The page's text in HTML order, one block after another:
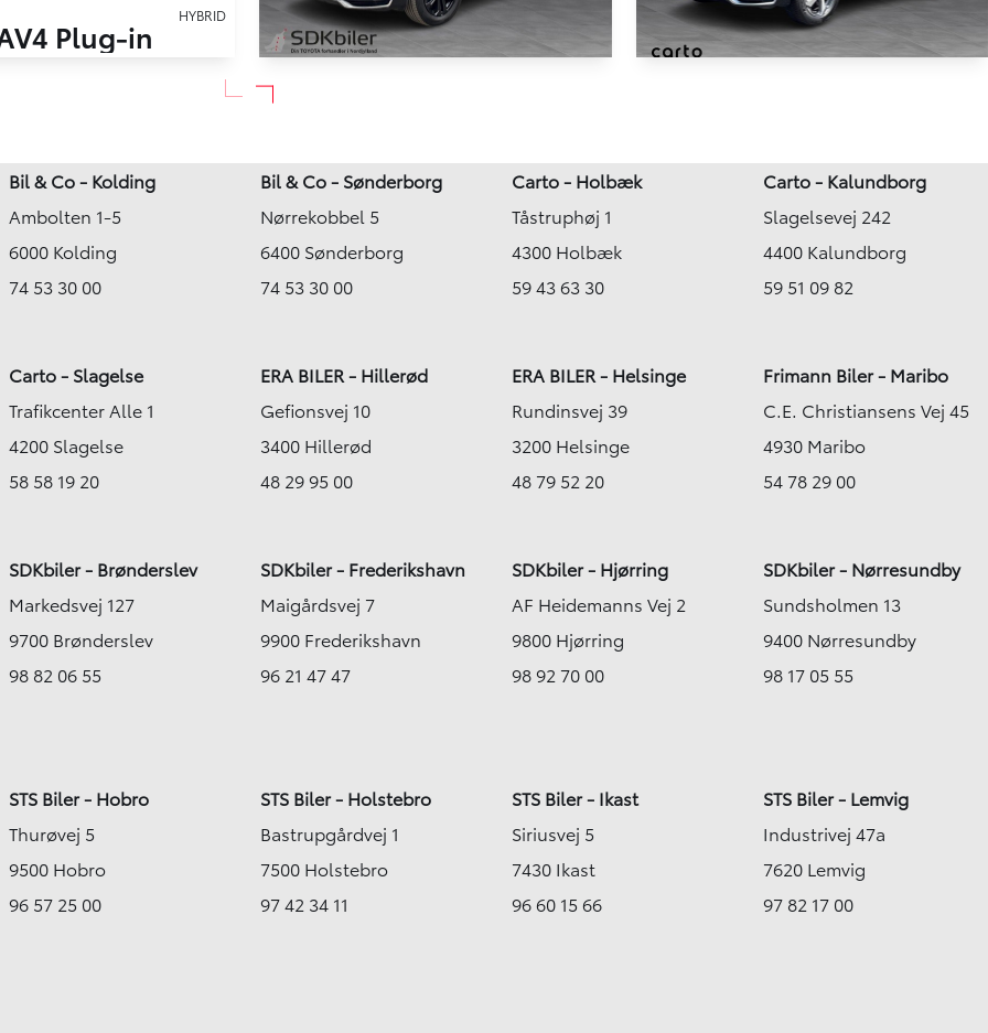
HYBRID
Plug-in
2,5 Plugin-hybrid Active Comfort AWD 306HK 5d 6g Aut. Toyota RAV4 Plug-in
2021
Plug-in hybrid (Benzin / El)
KONTANT 299.900KR.
Plug-in hybrid (Benzin / El)
324.900
Bil & Co - Kolding
Ambolten 1-5
6000 Kolding
74 53 30 00
Bil & Co - Sønderborg
Nørrekobbel 5
6400 Sønderborg
74 53 30 00
Carto - Holbæk
Tåstruphøj 1
4300 Holbæk
59 43 63 30
Carto - Kalundborg
Slagelsevej 242
4400 Kalundborg
59 51 09 82
Carto - Slagelse
Trafikcenter Alle 1
4200 Slagelse
58 58 19 20
ERA BILER - Hillerød
Gefionsvej 10
3400 Hillerød
48 29 95 00
ERA BILER - Helsinge
Rundinsvej 39
3200 Helsinge
48 79 52 20
Frimann Biler - Maribo
C.E. Christiansens Vej 45
4930 Maribo
54 78 29 00
SDKbiler - Brønderslev
Markedsvej 127
9700 Brønderslev
98 82 06 55
SDKbiler - Frederikshavn
Maigårdsvej 7
9900 Frederikshavn
96 21 47 47
SDKbiler - Hjørring
AF Heidemanns Vej 2
9800 Hjørring
98 92 70 00
SDKbiler - Nørresundby
Sundsholmen 13
9400 Nørresundby
98 17 05 55
STS Biler - Hobro
Thurøvej 5
9500 Hobro
96 57 25 00
STS Biler - Holstebro
Bastrupgårdvej 1
7500 Holstebro
97 42 34 11
STS Biler - Ikast
Siriusvej 5
7430 Ikast
96 60 15 66
STS Biler - Lemvig
Industrivej 47a
7620 Lemvig
97 82 17 00